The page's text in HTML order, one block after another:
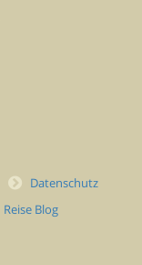
Datenschutz
Reise Blog